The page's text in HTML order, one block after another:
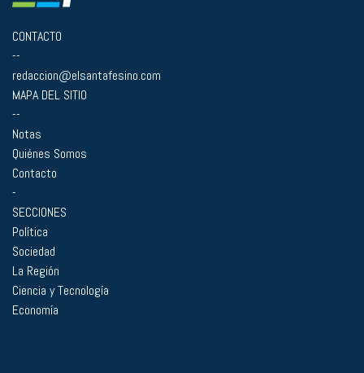
CONTACTO
--
redaccion@elsantafesino.com
MAPA DEL SITIO
--
Notas
Quiénes Somos
Contacto
-
SECCIONES
Política
Sociedad
La Región
Ciencia y Tecnología
Economía